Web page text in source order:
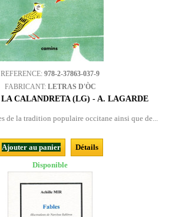
REFERENCE: 978-2-37863-037-9
FABRICANT: LETRAS D'ÒC
LA CALANDRETA (LG) - A. LAGARDE
de la tradition populaire occitane ainsi que de...
Ajouter au panier
Détails
Disponible